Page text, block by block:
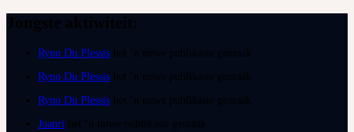
Ryno Du Plessis
Ryno Du Plessis
Ryno Du Plessis
Juanri